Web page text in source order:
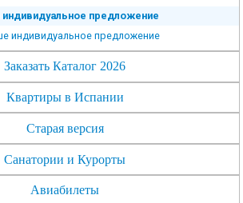
предложение
Заказать Каталог 2026
Квартиры в Испании
Старая версия
Санатории и Курорты
Авиабилеты